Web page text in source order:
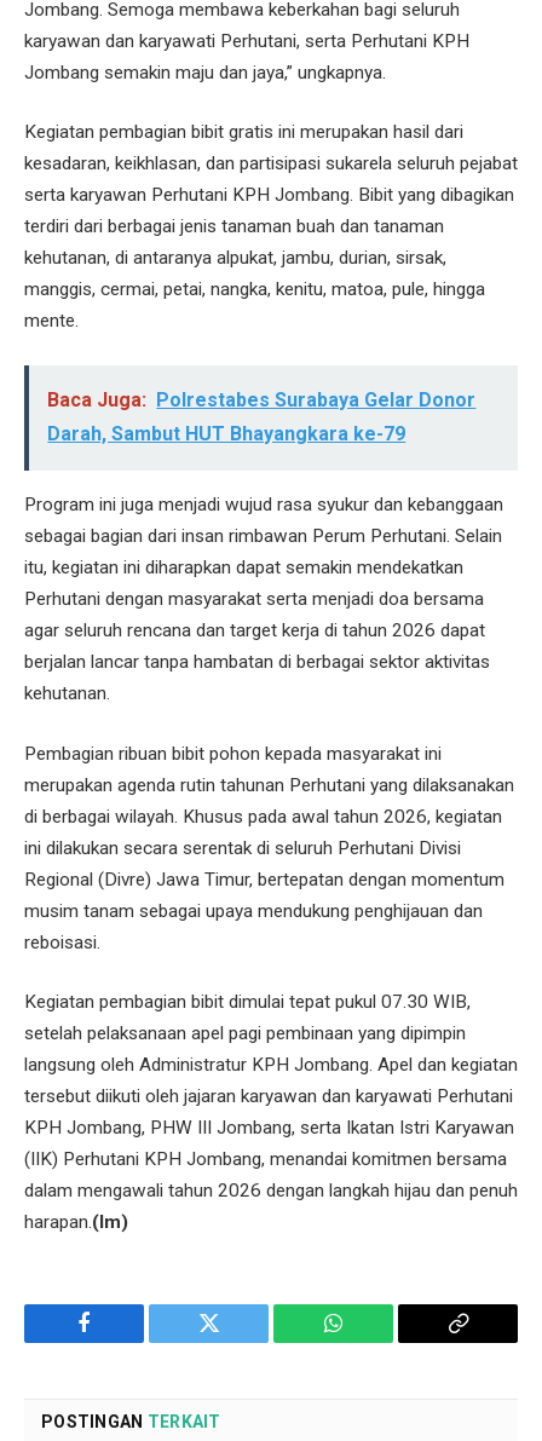
Jombang. Semoga membawa keberkahan bagi seluruh
karyawan dan karyawati Perhutani, serta Perhutani KPH
Jombang semakin maju dan jaya,” ungkapnya.
Kegiatan pembagian bibit gratis ini merupakan hasil dari
kesadaran, keikhlasan, dan partisipasi sukarela seluruh pejabat
serta karyawan Perhutani KPH Jombang. Bibit yang dibagikan
terdiri dari berbagai jenis tanaman buah dan tanaman
kehutanan, di antaranya alpukat, jambu, durian, sirsak,
manggis, cermai, petai, nangka, kenitu, matoa, pule, hingga
mente.
Baca Juga:
Polrestabes Surabaya Gelar Donor
Darah, Sambut HUT Bhayangkara ke-79
Program ini juga menjadi wujud rasa syukur dan kebanggaan
sebagai bagian dari insan rimbawan Perum Perhutani. Selain
itu, kegiatan ini diharapkan dapat semakin mendekatkan
Perhutani dengan masyarakat serta menjadi doa bersama
agar seluruh rencana dan target kerja di tahun 2026 dapat
berjalan lancar tanpa hambatan di berbagai sektor aktivitas
kehutanan.
Pembagian ribuan bibit pohon kepada masyarakat ini
merupakan agenda rutin tahunan Perhutani yang dilaksanakan
di berbagai wilayah. Khusus pada awal tahun 2026, kegiatan
ini dilakukan secara serentak di seluruh Perhutani Divisi
Regional (Divre) Jawa Timur, bertepatan dengan momentum
musim tanam sebagai upaya mendukung penghijauan dan
reboisasi.
Kegiatan pembagian bibit dimulai tepat pukul 07.30 WIB,
setelah pelaksanaan apel pagi pembinaan yang dipimpin
langsung oleh Administratur KPH Jombang. Apel dan kegiatan
tersebut diikuti oleh jajaran karyawan dan karyawati Perhutani
KPH Jombang, PHW III Jombang, serta Ikatan Istri Karyawan
(IIK) Perhutani KPH Jombang, menandai komitmen bersama
dalam mengawali tahun 2026 dengan langkah hijau dan penuh
harapan.(Im)
Facebook Twitter WhatsApp
Copy
POSTINGAN TERKAIT